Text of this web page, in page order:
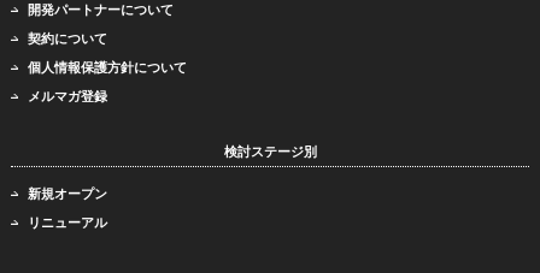
開発パートナーについて
契約について
個人情報保護方針について
メルマガ登録
検討ステージ別
新規オープン
リニューアル